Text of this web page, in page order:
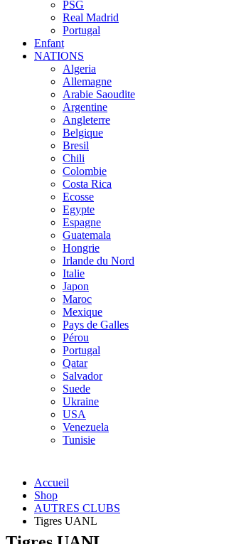
PSG
Real Madrid
Portugal
Enfant
NATIONS
Algeria
Allemagne
Arabie Saoudite
Argentine
Angleterre
Belgique
Bresil
Chili
Colombie
Costa Rica
Ecosse
Egypte
Espagne
Guatemala
Hongrie
Irlande du Nord
Italie
Japon
Maroc
Mexique
Pays de Galles
Pérou
Portugal
Qatar
Salvador
Suede
Ukraine
USA
Venezuela
Tunisie
Accueil
Shop
AUTRES CLUBS
Tigres UANL